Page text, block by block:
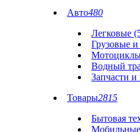
Авто480
Легковые
Грузовые
Водный
Запчасти и
Товары2815
Бытовая